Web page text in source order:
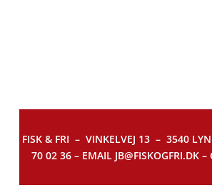
FISK & FRI – VINKELVEJ 13 – 3540
70 02 36 – EMAIL JB@FISKOGFRI.DK